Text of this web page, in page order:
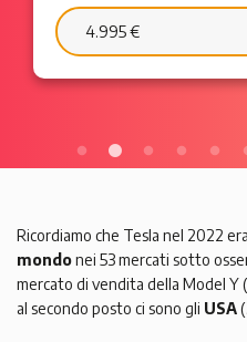
6.595 €
Ricordiamo che Tesla nel 2022
mondonei 53 mercati sotto
mercato di vendita della Model
al secondo posto ci sono gli USA